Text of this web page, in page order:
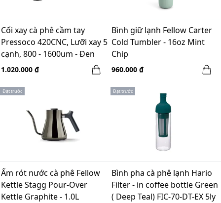
Cối xay cà phê cầm tay
Pressoco 420CNC, Lưỡi xay 5
cạnh, 800 - 1600um - Đen
1.020.000 ₫
Bình giữ lạnh Fellow Carter
Cold Tumbler - 16oz Mint
Chip
960.000 ₫
Đặt trước
Ấm rót nước cà phê Fellow
Kettle Stagg Pour-Over
Kettle Graphite - 1.0L
Đặt trước
Bình pha cà phê lạnh Hario
Filter - in coffee bottle Green
( Deep Teal) FIC-70-DT-EX 5ly